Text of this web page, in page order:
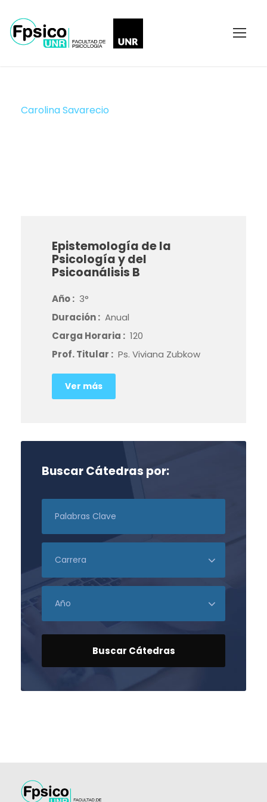
Carolina Savarecio
Epistemología de la
Psicología y del
Psicoanálisis B
Año : 3°
Duración : Anual
Carga Horaria : 120
Prof. Titular : Ps. Viviana Zubkow
Ver más
Buscar Cátedras por: